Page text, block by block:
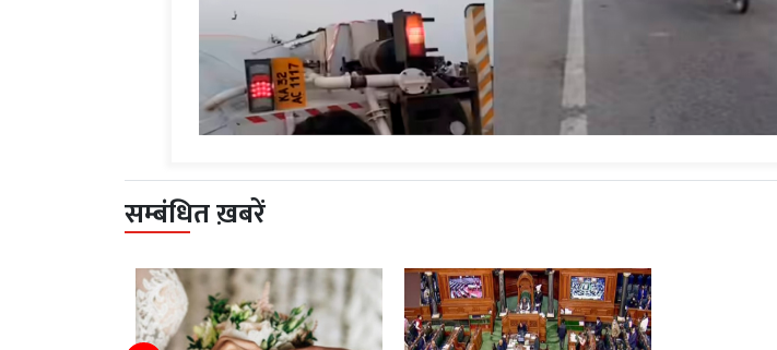
सम्बंधित ख़बरें